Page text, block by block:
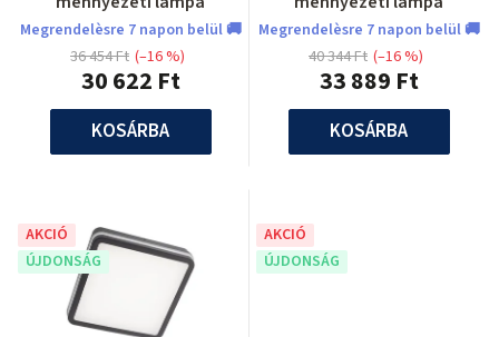
Megrendelèsre 7 napon belül 🚚
30 622 Ft
36 454 Ft (–16 %)
KOSÁRBA
Megrendelèsre 7 napon belül 🚚
33 889 Ft
40 344 Ft (–16 %)
KOSÁRBA
AKCIÓ
ÚJDONSÁG
AKCIÓ
ÚJDONSÁG